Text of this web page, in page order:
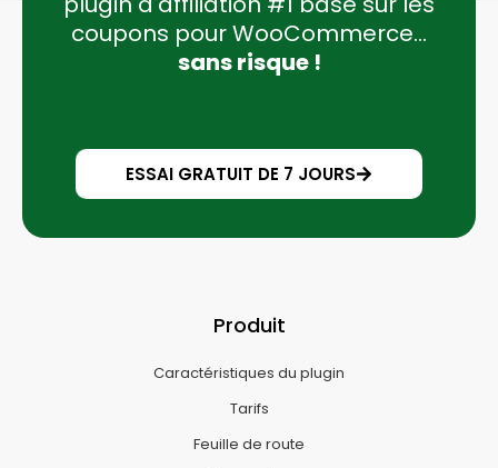
coupons pour WooCommerce...
sans risque !
ESSAI GRATUIT DE 7 JOURS
Produit
Caractéristiques du plugin
Tarifs
Feuille de route